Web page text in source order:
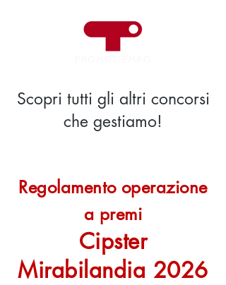
Scopri tutti gli altri concorsi
che gestiamo!
Regolamento operazione
a premi
Cipster
Mirabilandia 2026